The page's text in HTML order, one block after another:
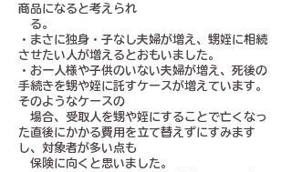
商品になると考えられ
る。
・まさに独身・子なし夫婦が増え、甥姪に相続
させたい人が増えるとおもいました。
・お一人様や子供のいない夫婦が増え、死後の
手続きを甥や姪に託すケースが増えています。
そのようなケースの
場合、受取人を甥や姪にすることで亡くなっ
た直後にかかる費用を立て替えずにすみます
し、対象者が多い点も
保険に向くと思いました。